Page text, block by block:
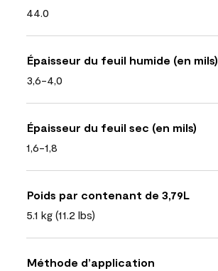
44.0
Épaisseur du feuil humide (en mils)
3,6-4,0
Épaisseur du feuil sec (en mils)
1,6-1,8
Poids par contenant de 3,79L
5.1 kg (11.2 lbs)
Méthode d’application